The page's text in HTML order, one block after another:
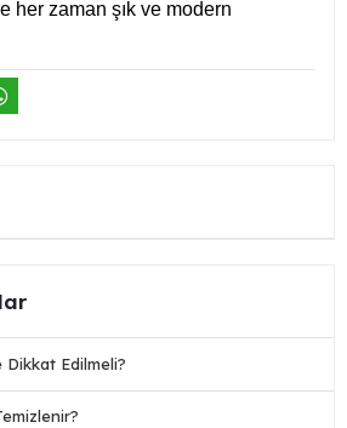
her zaman şık ve modern
Edilmeli?